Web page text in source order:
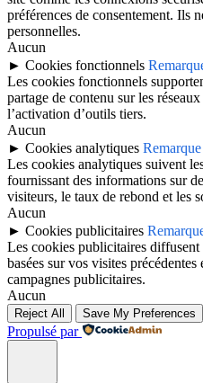
préférences de consentement. Ils
personnelles.
Aucun
► Cookies fonctionnels
Les cookies fonctionnels
partage de contenu sur les
l’activation d’outils tiers.
Aucun
► Cookies analytiques Remarque
Les cookies analytiques suivent
fournissant des informations sur
visiteurs, le taux de rebond et les
Aucun
► Cookies publicitaires
Les cookies publicitaires diffusent
basées sur vos visites
campagnes publicitaires.
Aucun
Reject All Save My Preferences
Propulsé par